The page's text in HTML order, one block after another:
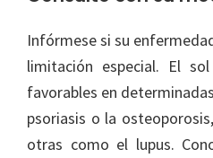
Infórmese si su
limitación especial. El
favorables en
psoriasis o la
otras como el lupus.